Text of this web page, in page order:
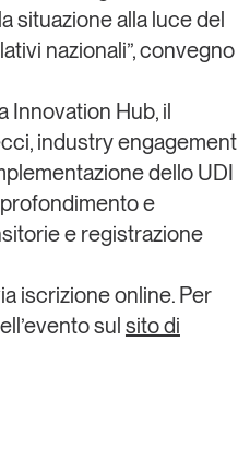
situazione alla luce del
nazionali”, convegno
Innovation Hub, il
, industry engagement
dello UDI
e
e registrazione
iscrizione online. Per
sul sito di